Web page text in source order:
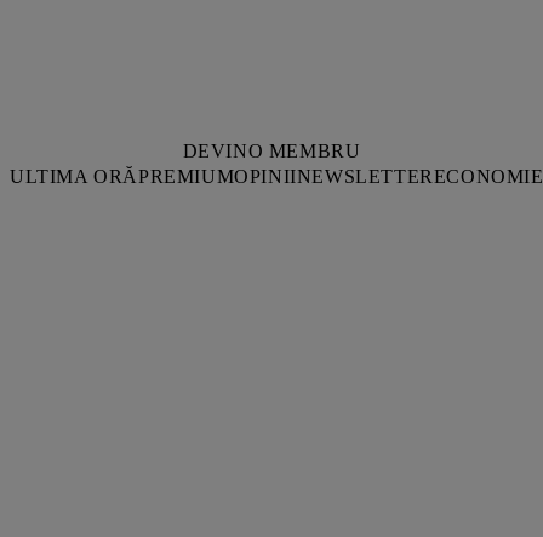
DEVINO MEMBRU
ULTIMA ORĂPREMIUMOPINIINEWSLETTERECONOMIE